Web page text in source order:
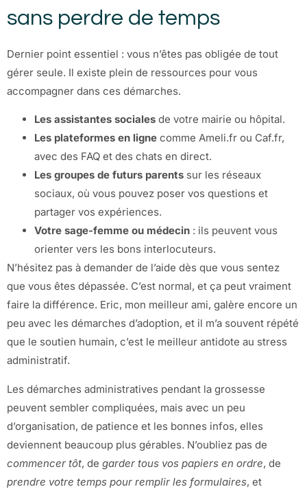
sans perdre de temps
Dernier point essentiel : vous n’êtes pas obligée de tout
gérer seule. Il existe plein de ressources pour vous
accompagner dans ces démarches.
Les assistantes sociales de votre mairie ou hôpital.
Les plateformes en ligne comme Ameli.fr ou Caf.fr,
avec des FAQ et des chats en direct.
Les groupes de futurs parents sur les réseaux
sociaux, où vous pouvez poser vos questions et
partager vos expériences.
Votre sage-femme ou médecin : ils peuvent vous
orienter vers les bons interlocuteurs.
N’hésitez pas à demander de l’aide dès que vous sentez
que vous êtes dépassée. C’est normal, et ça peut vraiment
faire la différence. Eric, mon meilleur ami, galère encore un
peu avec les démarches d’adoption, et il m’a souvent répété
que le soutien humain, c’est le meilleur antidote au stress
administratif.
Les démarches administratives pendant la grossesse
peuvent sembler compliquées, mais avec un peu
d’organisation, de patience et les bonnes infos, elles
deviennent beaucoup plus gérables. N’oubliez pas de
commencer tôt, de garder tous vos papiers en ordre, de
prendre votre temps pour remplir les formulaires, et